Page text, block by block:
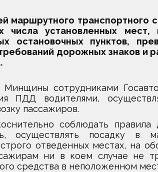
маршрутного транспортного
числа установленных мест,
остановочных пунктов,
дорожных знаков и
сотрудниками
ПДД водителями,
пассажиров.
соблюдать правила
осуществлять посадку в
отведенных местах, на
ни в коем случае не
средства в неположенном